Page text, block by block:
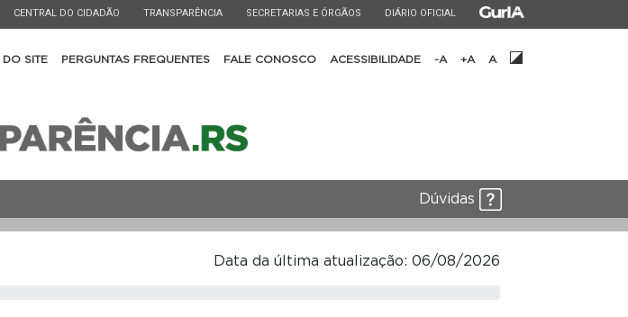
ESTADO
CENTRAL DO CIDADÃO ESTADO
TRANSPARÊNCIA ESTADO
SECRETARIAS E ÓRGÃOS ESTADO
DIÁRIO OFICIAL ESTADO
DO SITE PERGUNTAS FREQUENTES FALE CONOSCO ACESSIBILIDADE -A +A A
Dúvidas
Data da última atualização: 06/08/2026